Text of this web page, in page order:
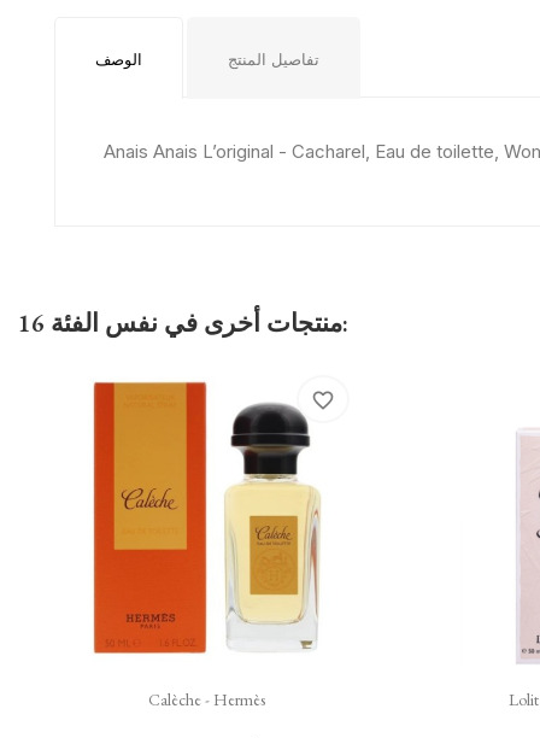
الوصف تفاصيل المنتج
Anais Anais L’original - Cacharel, Eau de toilette,
16 منتجات أخرى في نفس الفئة:
 نظرة سريعة
Calèche - Hermès
favorite_border